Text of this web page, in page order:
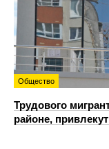
Общество
Трудового
районе,